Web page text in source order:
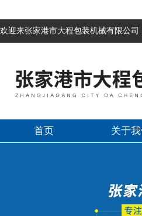
欢迎来张家港市大程包装机械有限公司
首页 关于